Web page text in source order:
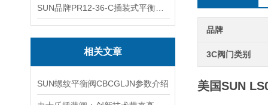
相关文章
SUN螺纹平衡阀CBCGLJN参数介绍
品牌
3C阀门类别
美国SUN